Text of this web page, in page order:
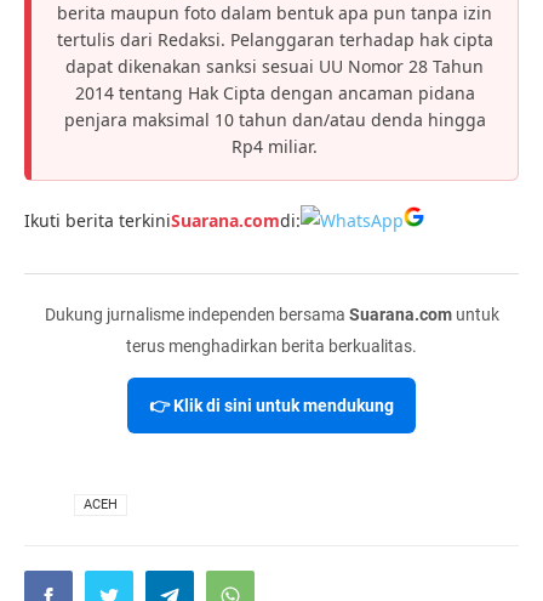
berita maupun foto dalam bentuk apa pun tanpa izin
tertulis dari Redaksi. Pelanggaran terhadap hak cipta
dapat dikenakan sanksi sesuai UU Nomor 28 Tahun
2014 tentang Hak Cipta dengan ancaman pidana
penjara maksimal 10 tahun dan/atau denda hingga
Rp4 miliar.
Ikuti berita terkiniSuarana.comdi:
Dukung jurnalisme independen bersama Suarana.comuntuk
terus menghadirkan berita berkualitas.
👉 Klik di sini untuk mendukung
ACEH